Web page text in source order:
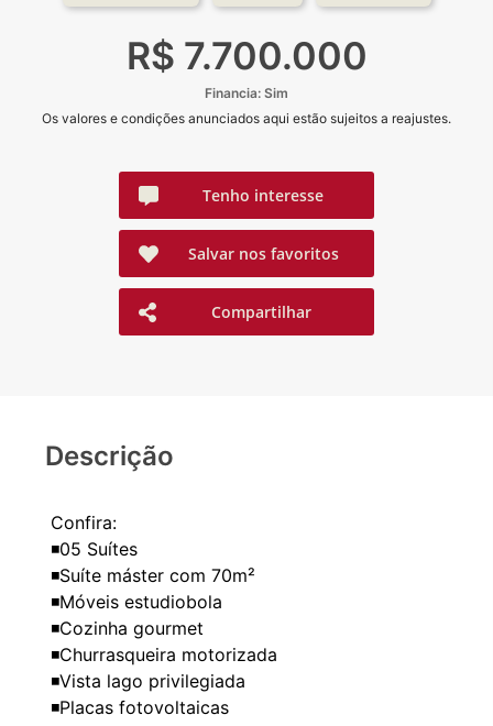
R$ 7.700.000
Financia: Sim
Os valores e condições anunciados aqui estão sujeitos a reajustes.
Tenho interesse
Salvar nos favoritos
Compartilhar
Descrição
Confira:
◾05 Suítes
◾Suíte máster com 70m²
◾Móveis estudiobola
◾Cozinha gourmet
◾Churrasqueira motorizada
◾Vista lago privilegiada
◾Placas fotovoltaicas